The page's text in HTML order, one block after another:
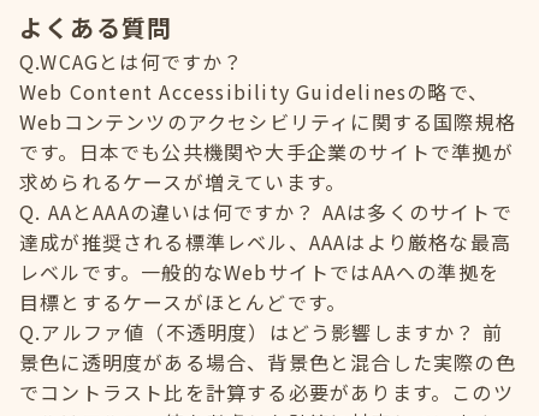
よくある質問
Q.WCAGとは何ですか？
Web Content Accessibility Guidelinesの略で、
Webコンテンツのアクセシビリティに関する国際規格
です。日本でも公共機関や大手企業のサイトで準拠が
求められるケースが増えています。
Q. AAとAAAの違いは何ですか？ AAは多くのサイトで
達成が推奨される標準レベル、AAAはより厳格な最高
レベルです。一般的なWebサイトではAAへの準拠を
目標とするケースがほとんどです。
Q.アルファ値（不透明度）はどう影響しますか？ 前
景色に透明度がある場合、背景色と混合した実際の色
でコントラスト比を計算する必要があります。このツ